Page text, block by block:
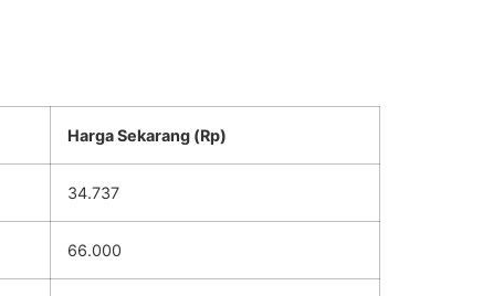
Harga Sekarang (Rp)
34.737
66.000